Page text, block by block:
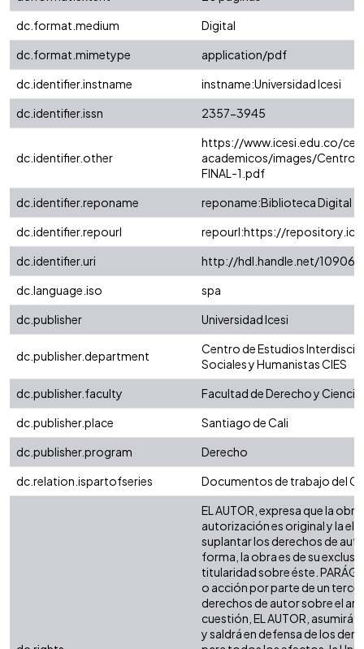
dc.format.medium
Digital
dc.format.mimetype
application/pdf
dc.identifier.instname
instname:Universidad Icesi
dc.identifier.issn
2357-3945
dc.identifier.other
https://www.icesi.edu.co/
academicos/images/
FINAL-1.pdf
dc.identifier.reponame
reponame:Biblioteca Digital
dc.identifier.repourl
repourl:https://
dc.identifier.uri
http://hdl.handle.net/10906/
dc.language.iso
spa
dc.publisher
Universidad Icesi
dc.publisher.department
Centro de Estudios
Sociales y Humanistas CIES
dc.publisher.faculty
Facultad de Derecho y
dc.publisher.place
Santiago de Cali
dc.publisher.program
Derecho
dc.relation.ispartofseries
Documentos de trabajo del
EL AUTOR, expresa que la
autorización es original y la
suplantar los derechos de
forma, la obra es de su
titularidad sobre éste.
o acción por parte de un
derechos de autor sobre el
cuestión, EL AUTOR, asumirá
y saldrá en defensa de los